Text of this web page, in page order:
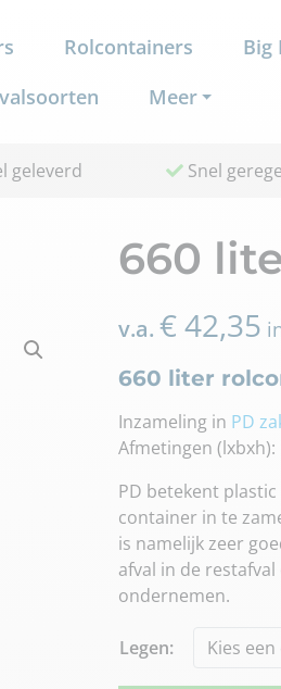
Rolcontainers
Big
Meer
geleverd Snel
660
v.a. €42,35
660 liter
Inzameling in PD
Afmetingen
PD betekent
container in te
is namelijk zeer
afval in de
ondernemen.
Legen: